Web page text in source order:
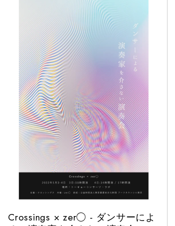
Crossings × zer◯ - ダンサーによ